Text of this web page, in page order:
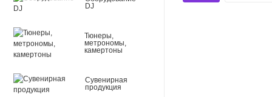
DJ
Тюнеры,
метрономы,
камертоны
Сувенирная
продукция